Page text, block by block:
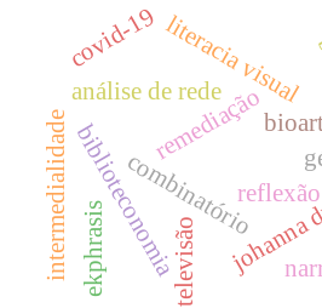
combinatório
remediação
literacia visual
biblioteconomia
análise de rede
reflexão
intermedialidade
covid-19
ekphrasis televisão